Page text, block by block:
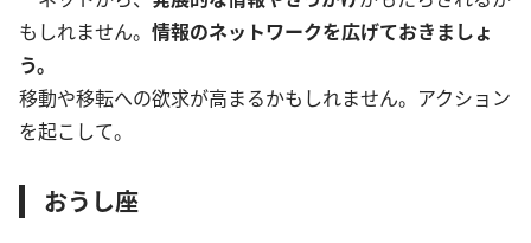
もしれません。 情報のネットワークを広げておきましょ
う。
移動や移転への欲求が高まるかもしれません。アクション
を起こして。
おうし座